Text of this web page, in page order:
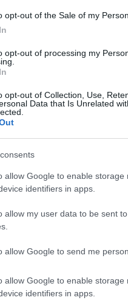
opt-out of the Sale of my
opt-out of processing my
opt-out of Collection, Use,
Data that Is Unrelated
allow Google to enable
identifiers in apps.
allow my user data to be sent
allow Google to send me
allow Google to enable
identifiers in apps.
il movente razziale
casi è stato già
ancora le indagini
per ricostruire
è pieno di “si
resoconto riportato
desumere
In
dei giornali e,
episodi riportati è il
dà per scontato
parcheggio e ci